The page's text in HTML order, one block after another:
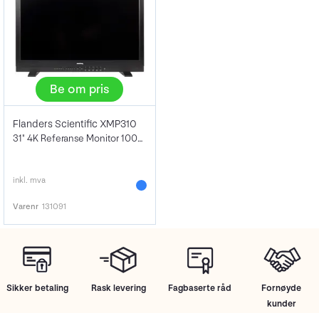
Be om pris
Flanders Scientific XMP310
31" 4K Referanse Monitor 1000 NIT
inkl. mva
Varenr 131091
Sikker betaling Rask levering Fagbaserte råd
Fornøyde
kunder